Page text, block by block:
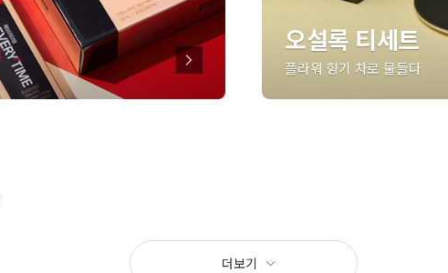
오설록 티세트
플라워 향기 차로 물들다
더보기